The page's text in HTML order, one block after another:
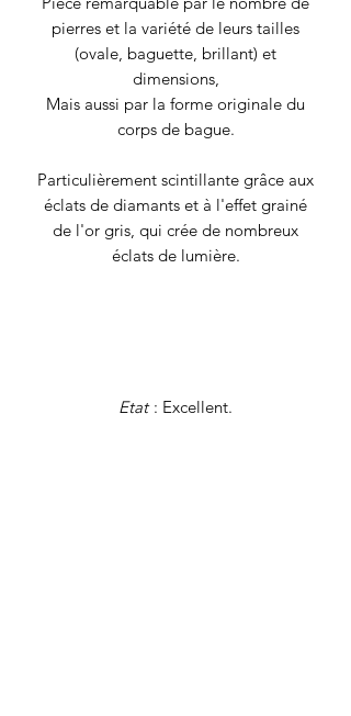
pierres et la variété de leurs tailles
(ovale, baguette, brillant) et
dimensions,
Mais aussi par la forme originale du
corps de bague.
Particulièrement scintillante grâce aux
éclats de diamants et à l'effet grainé
de l'or gris, qui crée de nombreux
éclats de lumière.
Etat: Excellent.